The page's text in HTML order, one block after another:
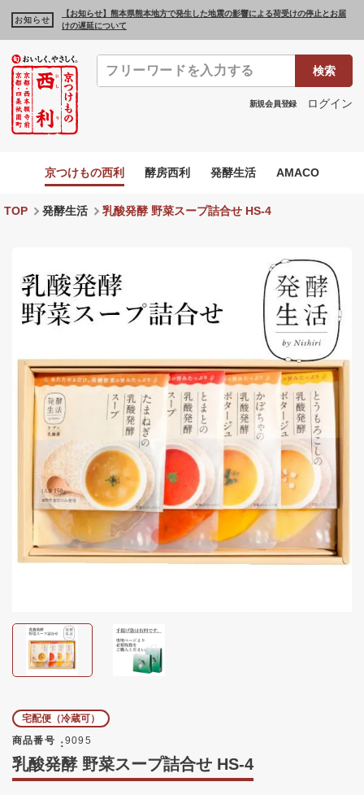
お知らせ
【お知らせ】熊本県熊本地方で発生した地震の影響による荷受けの停止とお届
けの遅延について
検索
新規会員登録 ログイン
京つけもの西利 酵房西利 発酵生活 AMACO
TOP 発酵生活 乳酸発酵 野菜スープ詰合せ HS-4
宅配便（冷蔵可）
商品番号
9095
乳酸発酵 野菜スープ詰合せ HS-4